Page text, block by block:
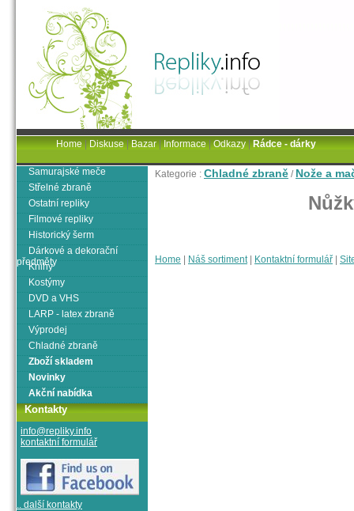
Kategorie : Chladné zbraně / Nože a
Home Náš sortiment| Kontaktní formulář
Samurajské meče
Střelné zbraně
Ostatní repliky
Filmové repliky
Historický šerm
Dárkové a dekorační
předměty
Knihy
Kostýmy
DVD a VHS
LARP - latex zbraně
Výprodej
Chladné zbraně
Zboží skladem
Novinky
Akční nabídka
Kontakty
info@repliky.info
kontaktní formulář
.. další kontakty
Home|Diskuse|Bazar|Informace|Odkazy|Rádce - dárky